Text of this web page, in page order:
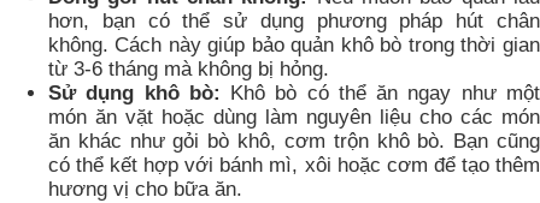
hơn, bạn có thể sử dụng phương pháp hút chân
không. Cách này giúp bảo quản khô bò trong thời gian
từ 3-6 tháng mà không bị hỏng.
Sử dụng khô bò: Khô bò có thể ăn ngay như một
món ăn vặt hoặc dùng làm nguyên liệu cho các món
ăn khác như gỏi bò khô, cơm trộn khô bò. Bạn cũng
có thể kết hợp với bánh mì, xôi hoặc cơm để tạo thêm
hương vị cho bữa ăn.